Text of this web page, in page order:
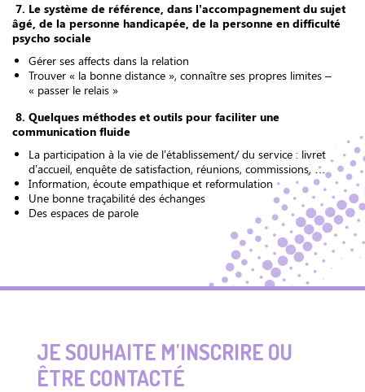
7. Le système de référence, dans l’accompagnement du sujet
âgé, de la personne handicapée, de la personne en difficulté
psycho sociale
Gérer ses affects dans la relation
Trouver « la bonne distance », connaître ses propres limites –
« passer le relais »
8. Quelques méthodes et outils pour faciliter une
communication fluide
La participation à la vie de l’établissement/ du service : livret
d’accueil, enquête de satisfaction, réunions, commissions, …
Information, écoute empathique et reformulation
Une bonne traçabilité des échanges
Des espaces de parole
JE SOUHAITE M'INSCRIRE OU
ÊTRE CONTACTÉ